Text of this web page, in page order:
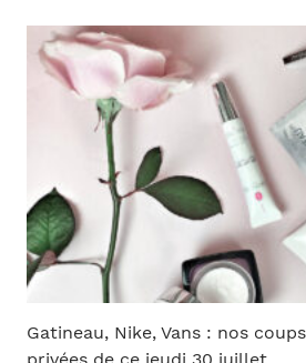
Gatineau, Nike, Vans : nos